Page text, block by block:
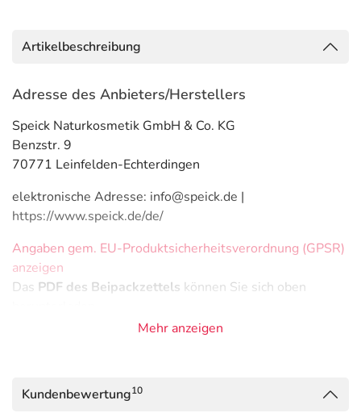
Artikelbeschreibung
Adresse des Anbieters/Herstellers
Speick Naturkosmetik GmbH & Co. KG
Benzstr. 9
70771 Leinfelden-Echterdingen
elektronische Adresse: info@speick.de |
https://www.speick.de/de/
Angaben gem. EU-Produktsicherheitsverordnung (GPSR)
anzeigen
Das PDF des Beipackzettels können Sie sich oben
Mehr anzeigen
Kundenbewertung10